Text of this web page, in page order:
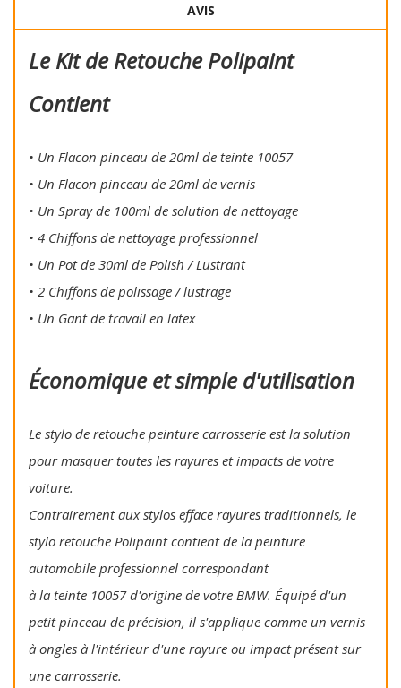
AVIS
Le Kit de Retouche Polipaint
Contient
• Un Flacon pinceau de 20ml de teinte 10057
• Un Flacon pinceau de 20ml de vernis
• Un Spray de 100ml de solution de nettoyage
• 4 Chiffons de nettoyage professionnel
• Un Pot de 30ml de Polish / Lustrant
• 2 Chiffons de polissage / lustrage
• Un Gant de travail en latex
Économique et simple d'utilisation
Le stylo de retouche peinture carrosserie est la solution
pour masquer toutes les rayures et impacts de votre
voiture.
Contrairement aux stylos efface rayures traditionnels, le
stylo retouche Polipaint contient de la peinture
automobile professionnel correspondant
à la teinte 10057 d'origine de votre BMW. Équipé d'un
petit pinceau de précision, il s'applique comme un vernis
à ongles à l'intérieur d'une rayure ou impact présent sur
une carrosserie.